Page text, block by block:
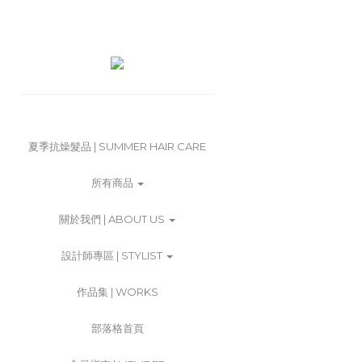
夏季抗燥髮品 | SUMMER HAIR CARE
所有商品
關於我們 | ABOUT US
設計師專區 | STYLIST
作品集 | WORKS
部落格首頁